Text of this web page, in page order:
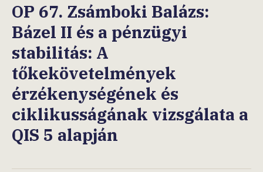
OP 67. Zsámboki Balázs:
Bázel II és a pénzügyi
stabilitás: A
tőkekövetelmények
érzékenységének és
ciklikusságának vizsgálata a
QIS 5 alapján